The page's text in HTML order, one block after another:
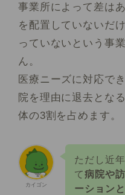
事業所によって差は
を配置していないだ
っていないという事
ん。
医療ニーズに対応で
院を理由に退去とな
体の3割を占めます。
カイゴン
ただし近
て病院や
ーション